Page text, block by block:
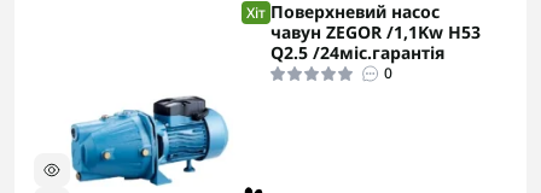
Хіт Поверхневий насос
чавун ZEGOR /1,1Kw H53
Q2.5 /24міс.гарантія
0